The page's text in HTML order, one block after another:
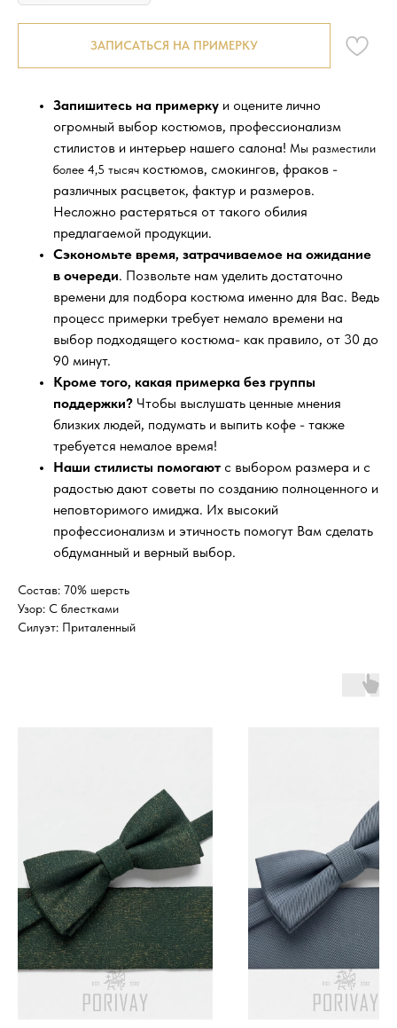
ЗАПИСАТЬСЯ НА ПРИМЕРКУ
Запишитесь на примерку и оцените лично
огромный выбор костюмов, профессионализм
стилистов и интерьер нашего салона! Мы разместили
более 4,5 тысяч костюмов, смокингов, фраков -
различных расцветок, фактур и размеров.
Несложно растеряться от такого обилия
предлагаемой продукции.
Сэкономьте время, затрачиваемое на ожидание
в очереди. Позвольте нам уделить достаточно
времени для подбора костюма именно для Вас. Ведь
процесс примерки требует немало времени на
выбор подходящего костюма- как правило, от 30 до
90 минут.
Кроме того, какая примерка без группы
поддержки? Чтобы выслушать ценные мнения
близких людей, подумать и выпить кофе - также
требуется немалое время!
Наши стилисты помогают с выбором размера и с
радостью дают советы по созданию полноценного и
неповторимого имиджа. Их высокий
профессионализм и этичность помогут Вам сделать
обдуманный и верный выбор.
Состав: 70% шерсть
Узор: С блестками
Силуэт: Приталенный